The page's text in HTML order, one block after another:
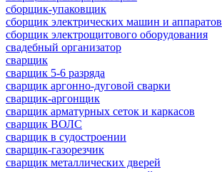
сборщик-упаковщик
сборщик электрических машин и аппаратов
сборщик электрощитового оборудования
свадебный организатор
сварщик
сварщик 5-6 разряда
сварщик аргонно-дуговой сварки
сварщик-аргонщик
сварщик арматурных сеток и каркасов
сварщик ВОЛС
сварщик в судостроении
сварщик-газорезчик
сварщик металлических дверей